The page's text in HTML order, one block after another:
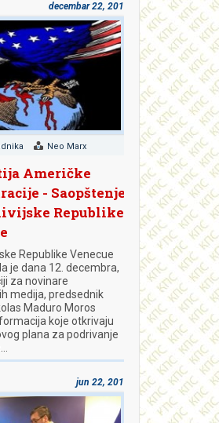
decembar 22, 2018
Neo Marx
Američke
- Saopštenje
Republike
Republike Venecue
je dana 12. decembra,
za novinare
medija, predsednik
Maduro Moros
koje otkrivaju
plana za podrivanje
jun 22, 2018